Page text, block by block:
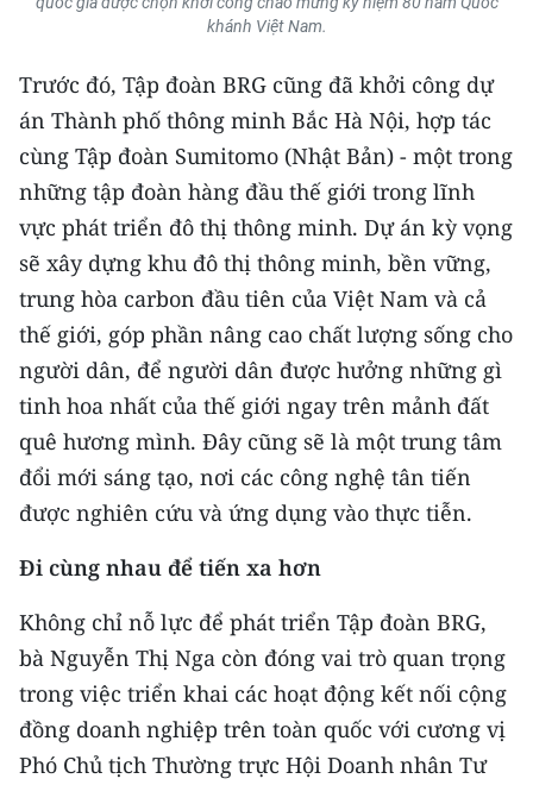
khánh Việt Nam.
Trước đó, Tập đoàn BRG cũng đã khởi công dự
án Thành phố thông minh Bắc Hà Nội, hợp tác
cùng Tập đoàn Sumitomo (Nhật Bản) - một trong
những tập đoàn hàng đầu thế giới trong lĩnh
vực phát triển đô thị thông minh. Dự án kỳ vọng
sẽ xây dựng khu đô thị thông minh, bền vững,
trung hòa carbon đầu tiên của Việt Nam và cả
thế giới, góp phần nâng cao chất lượng sống cho
người dân, để người dân được hưởng những gì
tinh hoa nhất của thế giới ngay trên mảnh đất
quê hương mình. Đây cũng sẽ là một trung tâm
đổi mới sáng tạo, nơi các công nghệ tân tiến
được nghiên cứu và ứng dụng vào thực tiễn.
Đi cùng nhau để tiến xa hơn
Không chỉ nỗ lực để phát triển Tập đoàn BRG,
bà Nguyễn Thị Nga còn đóng vai trò quan trọng
trong việc triển khai các hoạt động kết nối cộng
đồng doanh nghiệp trên toàn quốc với cương vị
Phó Chủ tịch Thường trực Hội Doanh nhân Tư